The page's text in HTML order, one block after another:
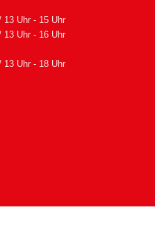
13 Uhr - 15 Uhr
13 Uhr - 16 Uhr
13 Uhr - 18 Uhr